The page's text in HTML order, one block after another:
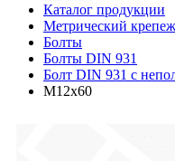
Каталог продукции
Метрический крепеж
Болты
Болты DIN 931
Болт DIN 931 с
М12х60